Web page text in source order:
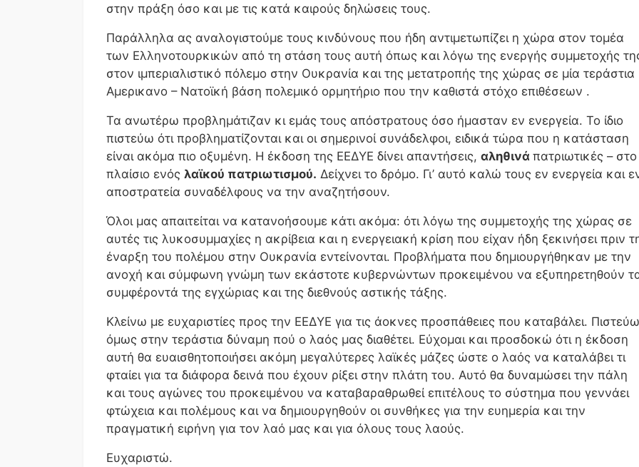
στην πράξη όσο και με τις κατά καιρούς δηλώσεις τους.
Παράλληλα ας αναλογιστούμε τους κινδύνους που ήδη αντιμετωπίζει η χώρα στον τομέα
των Ελληνοτουρκικών από τη στάση τους αυτή όπως και λόγω της ενεργής συμμετοχής
στον ιμπεριαλιστικό πόλεμο στην Ουκρανία και της μετατροπής της χώρας σε μία τεράστια
Αμερικανο – Νατοϊκή βάση πολεμικό ορμητήριο που την καθιστά στόχο επιθέσεων .
Τα ανωτέρω προβλημάτιζαν κι εμάς τους απόστρατους όσο ήμασταν εν ενεργεία. Το ίδιο
πιστεύω ότι προβληματίζονται και οι σημερινοί συνάδελφοι, ειδικά τώρα που η κατάσταση
είναι ακόμα πιο οξυμένη. Η έκδοση της ΕΕΔΥΕ δίνει απαντήσεις, αληθινά πατριωτικές – στο
πλαίσιο ενός λαϊκού πατριωτισμού. Δείχνει το δρόμο. Γι’ αυτό καλώ τους εν ενεργεία και
αποστρατεία συναδέλφους να την αναζητήσουν.
Όλοι μας απαιτείται να κατανοήσουμε κάτι ακόμα: ότι λόγω της συμμετοχής της χώρας σε
αυτές τις λυκοσυμμαχίες η ακρίβεια και η ενεργειακή κρίση που είχαν ήδη ξεκινήσει πριν
έναρξη του πολέμου στην Ουκρανία εντείνονται. Προβλήματα που δημιουργήθηκαν με την
ανοχή και σύμφωνη γνώμη των εκάστοτε κυβερνώντων προκειμένου να εξυπηρετηθούν
συμφέροντά της εγχώριας και της διεθνούς αστικής τάξης.
Κλείνω με ευχαριστίες προς την ΕΕΔΥΕ για τις άοκνες προσπάθειες που καταβάλει. Πιστεύω
όμως στην τεράστια δύναμη πού ο λαός μας διαθέτει. Εύχομαι και προσδοκώ ότι η έκδοση
αυτή θα ευαισθητοποιήσει ακόμη μεγαλύτερες λαϊκές μάζες ώστε ο λαός να καταλάβει τι
φταίει για τα διάφορα δεινά που έχουν ρίξει στην πλάτη του. Αυτό θα δυναμώσει την πάλη
και τους αγώνες του προκειμένου να καταβαραθρωθεί επιτέλους το σύστημα που γεννάει
φτώχεια και πολέμους και να δημιουργηθούν οι συνθήκες για την ευημερία και την
πραγματική ειρήνη για τον λαό μας και για όλους τους λαούς.
Ευχαριστώ.